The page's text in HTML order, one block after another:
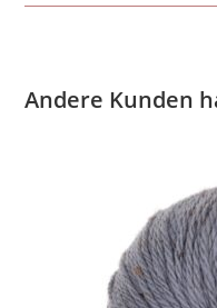
Andere Kunden